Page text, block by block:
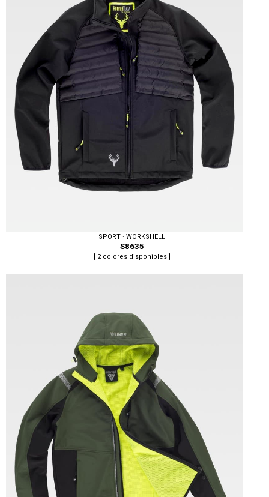
Tallas: S, M, L, XL, XXL, 3XL, 4XL
Tallas: S, M, L, XL, XXL, 3XL, 4XL
SPORT · WORKSHELL
S8635
[ 2 colores disponibles ]